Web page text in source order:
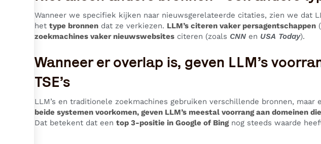
Wanneer we specifiek kijken naar nieuwsgerelateerde citaties, zien we dat
hettype bronnen dat ze verkiezen. LLM’s citeren vaker persagentschappen
zoekmachines vaker nieuwswebsites citeren (zoals CNN en USA Today).
Wanneer er overlap is, geven LLM’s
TSE’s
LLM’s en traditionele zoekmachines gebruiken verschillende bronnen,
beide systemen voorkomen, geven LLM’s meestal voorrang aan domeinen
Dat betekent dat eentop 3-positie in Google of Bingnog steeds waarde